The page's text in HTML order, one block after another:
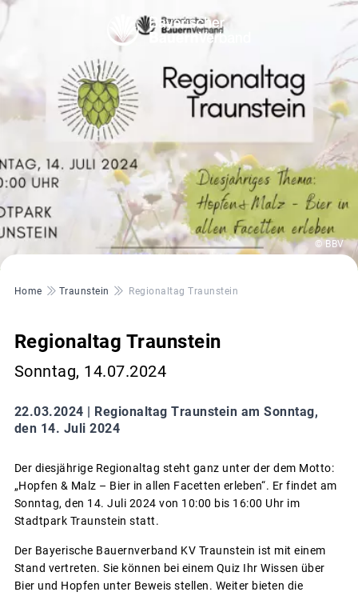
© BBV
Pfadnavigation
Home Traunstein Regionaltag Traunstein
Regionaltag Traunstein
Sonntag, 14.07.2024
22.03.2024 | Regionaltag Traunstein am Sonntag,
den 14. Juli 2024
Der diesjährige Regionaltag steht ganz unter der dem Motto:
„Hopfen & Malz – Bier in allen Facetten erleben“. Er findet am
Sonntag, den 14. Juli 2024 von 10:00 bis 16:00 Uhr im
Stadtpark Traunstein statt.
Der Bayerische Bauernverband KV Traunstein ist mit einem
Stand vertreten. Sie können bei einem Quiz Ihr Wissen über
Bier und Hopfen unter Beweis stellen. Weiter bieten die